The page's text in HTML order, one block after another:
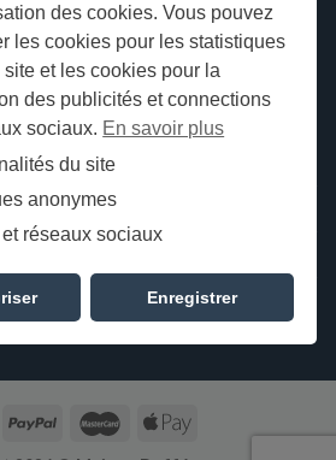
des cookies. Vous pouvez
les cookies pour les statistiques
et les cookies pour la
des publicités et connections
sociaux. En savoir plus
du sitedu site
anonymes
sociaux
réseaux sociaux
Enregistrer
ventes
de confidentialité
Deffès